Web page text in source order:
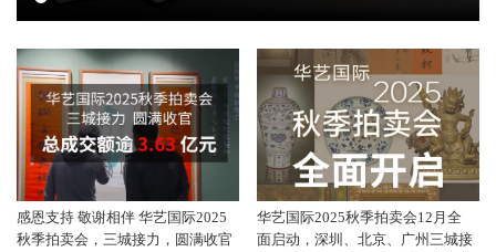
关于我们
感恩支持 敬谢相伴 华艺国际2025
秋季拍卖会，三城接力，圆满收官
华艺国际2025秋季拍卖会12月全
面启动，深圳、北京、广州三城接